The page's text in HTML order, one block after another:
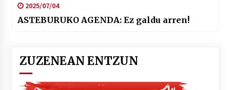
2025/07/04
ASTEBURUKO AGENDA: Ez galdu arren!
ZUZENEAN ENTZUN